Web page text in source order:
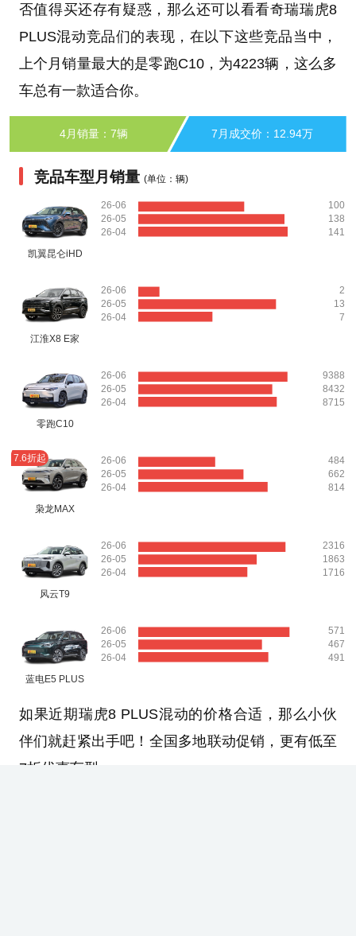
否值得买还存有疑惑，那么还可以看看奇瑞瑞虎8
PLUS混动竞品们的表现，在以下这些竞品当中，
上个月销量最大的是零跑C10，为4223辆，这么多
车总有一款适合你。
4月销量：7辆 7月成交价：12.94万
竞品车型月销量 (单位：辆)
凯翼昆仑iHD
26-06
26-05
26-04
100
138
141
江淮X8 E家
26-06
26-05
26-04
2
13
7
零跑C10
26-06
26-05
26-04
9388
8432
8715
7.6折起
枭龙MAX
26-06
26-05
26-04
484
662
814
风云T9
26-06
26-05
26-04
2316
1863
1716
蓝电E5 PLUS
26-06
26-05
26-04
571
467
491
如果近期瑞虎8 PLUS混动的价格合适，那么小伙
伴们就赶紧出手吧！全国多地联动促销，更有低至
7折优惠车型。